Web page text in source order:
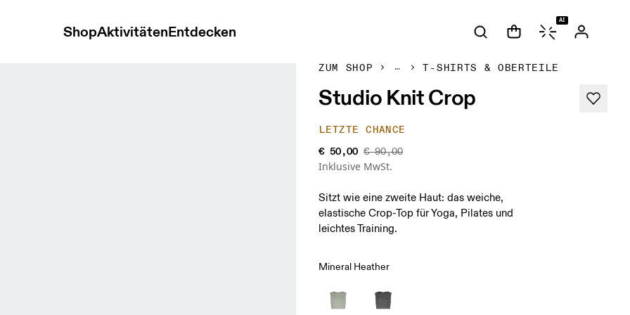
ShopAktivitätenEntdecken
AI
ZUM SHOP T-SHIRTS & OBERTEILE
Studio Knit Crop
LETZTE CHANCE
€ 50,00 € 90,00
Inklusive MwSt.
Sitzt wie eine zweite Haut: das weiche,
elastische Crop-Top für Yoga, Pilates und
leichtes Training.
Mineral Heather